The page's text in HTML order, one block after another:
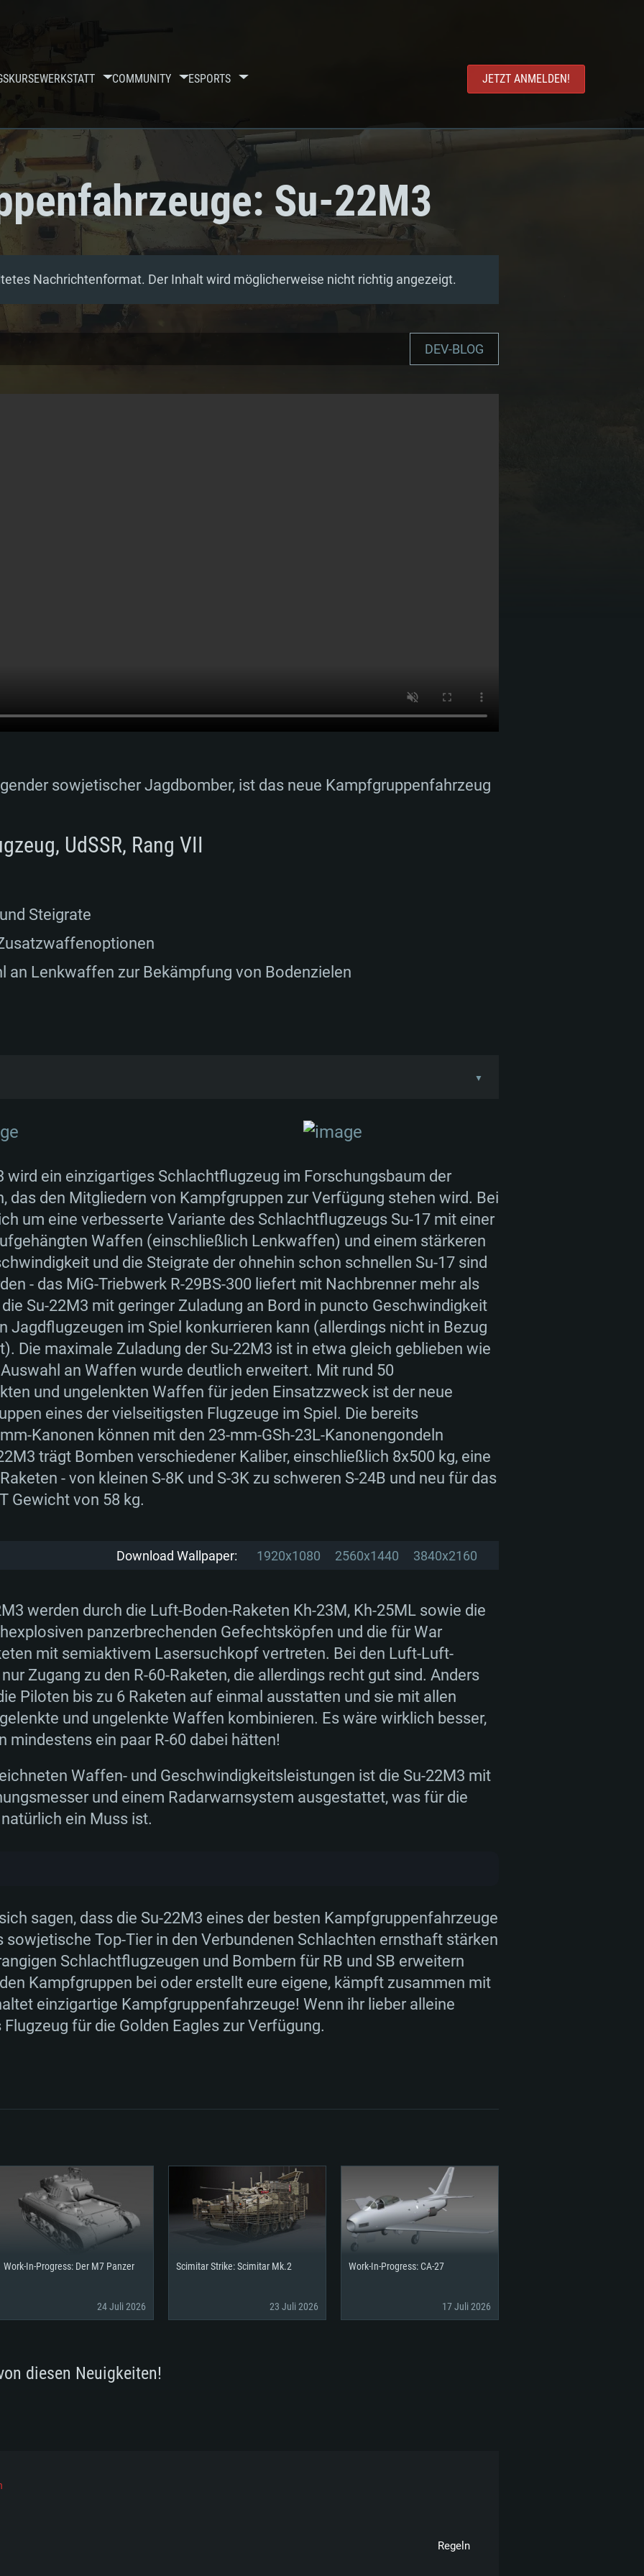
WERKSTATT COMMUNITY ESPORTS JETZT ANMELDEN!
Für MAC Für Linux
Radeon 77XX /
Auflösung
Empfohlen
besser
Arbeitsspeicher: 16 GB und mehr
DirectX 11 fähige Grafikkarte oder höher mit den
neuesten Treibern: NVIDIA GeForce GTX 1060
oder höher / AMD Radeon RX 570 oder höher
Festplatte: 60,2 GB (Full Client)
analoge AMD /
des Spiels
Empfohlen
werden nicht unterstützt)
Arbeitsspeicher: 8 GB
Grafikkarte: Radeon Vega II oder höher mit Metal
Support
Netzwerk: Breitband-Internetverbindung
Festplatte: 60,2 GB (Full Client)
Treibern
AMD mit
als 6 Monate);
beträgt 720p
Empfohlen
Arbeitsspeicher: 16 GB
Grafikkarte: NVIDIA 1060 mit den neuesten
Treibern (nicht älter als 6 Monate) / vergleichbare
AMD (Radeon RX 570) mit den neuesten Treibern
(nicht älter als 6 Monate); mit Vulkan Support
Festplatte: 60,2 GB (Full Client)
Su-22M3
Nachrichtenformat. Der Inhalt wird möglicherweise nicht richtig angezeigt.
DEV-BLOG
sowjetischer Jagdbomber, ist das neue Kampfgruppenfahrzeug
UdSSR, Rang VII
Steigrate
an Lenkwaffen zur Bekämpfung von Bodenzielen
▼
der Su-17M3-Zelle für den Einbau des Triebwerks Tumansky R-29BS-
die Wartung und den Betrieb des Flugzeugs vereinfachen würde.
vereinfachten kommerziellen Versionen verfügte die Su-22M3 über
17M3 vereinheitlichte Avionik. Die Maschine wurde in den Jahren
Amur produziert, insgesamt wurden 70 Su-22M3 gebaut. Dieser
Syrien und den Irak geliefert.
wird ein einzigartiges Schlachtflugzeug im Forschungsbaum der
das den Mitgliedern von Kampfgruppen zur Verfügung stehen wird. Bei
um eine verbesserte Variante des Schlachtflugzeugs Su-17 mit einer
Waffen (einschließlich Lenkwaffen) und einem stärkeren
und die Steigrate der ohnehin schon schnellen Su-17 sind
- das MiG-Triebwerk R-29BS-300 liefert mit Nachbrenner mehr als
Su-22M3 mit geringer Zuladung an Bord in puncto Geschwindigkeit
Jagdflugzeugen im Spiel konkurrieren kann (allerdings nicht in Bezug
Die maximale Zuladung der Su-22M3 ist in etwa gleich geblieben wie
Auswahl an Waffen wurde deutlich erweitert. Mit rund 50
und ungelenkten Waffen für jeden Einsatzzweck ist der neue
eines der vielseitigsten Flugzeuge im Spiel. Die bereits
Kanonen können mit den 23-mm-GSh-23L-Kanonengondeln
trägt Bomben verschiedener Kaliber, einschließlich 8x500 kg, eine
- von kleinen S-8K und S-3K zu schweren S-24B und neu für das
Gewicht von 58 kg.
Download Wallpaper: 1920x1080 2560x1440 3840x2160
werden durch die Luft-Boden-Raketen Kh-23M, Kh-25ML sowie die
panzerbrechenden Gefechtsköpfen und die für War
mit semiaktivem Lasersuchkopf vertreten. Bei den Luft-Luft-
Zugang zu den R-60-Raketen, die allerdings recht gut sind. Anders
Piloten bis zu 6 Raketen auf einmal ausstatten und sie mit allen
und ungelenkte Waffen kombinieren. Es wäre wirklich besser,
mindestens ein paar R-60 dabei hätten!
Waffen- und Geschwindigkeitsleistungen ist die Su-22M3 mit
und einem Radarwarnsystem ausgestattet, was für die
ein Muss ist.
sagen, dass die Su-22M3 eines der besten Kampfgruppenfahrzeuge
sowjetische Top-Tier in den Verbundenen Schlachten ernsthaft stärken
Schlachtflugzeugen und Bombern für RB und SB erweitern
Kampfgruppen bei oder erstellt eure eigene, kämpft zusammen mit
einzigartige Kampfgruppenfahrzeuge! Wenn ihr lieber alleine
für die Golden Eagles zur Verfügung.
Work-In-Progress: Der M7 Panzer
24 Juli 2026
Scimitar Strike: Scimitar Mk.2
23 Juli 2026
Work-In-Progress: CA-27
17 Juli 2026
diesen Neuigkeiten!
Regeln